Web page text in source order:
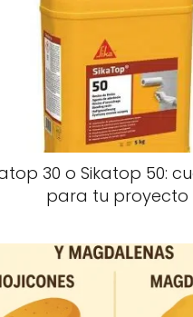
30 o Sikatop 50:
para tu proyecto